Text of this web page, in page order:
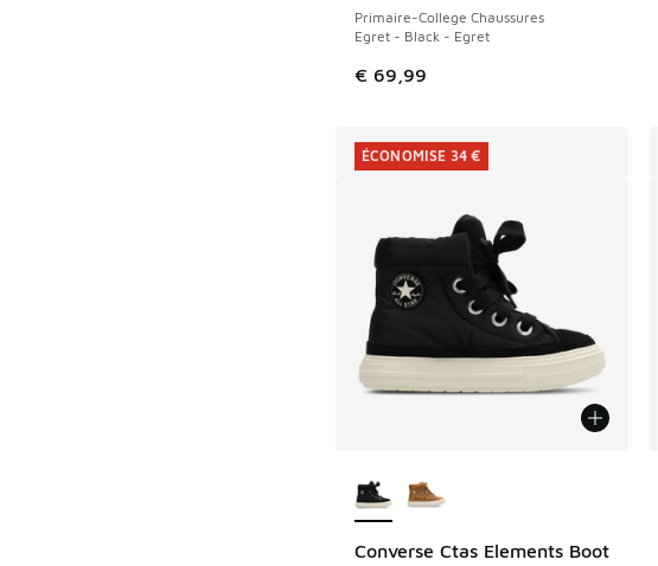
Primaire-College Chaussures
Egret - Black - Egret
€ 69,99
Converse Ctas Elements Boot
ÉCONOMISE 34 €
ÉCONOMISE 34 €